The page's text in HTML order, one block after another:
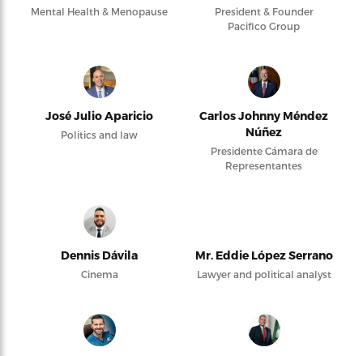
Mental Health & Menopause
President & Founder
Pacifico Group
José Julio Aparicio
Politics and law
Carlos Johnny Méndez
Núñez
Presidente Cámara de
Representantes
Dennis Dávila
Cinema
Mr. Eddie López Serrano
Lawyer and political analyst